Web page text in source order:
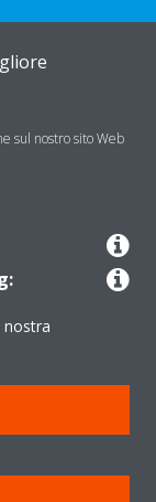
sulla privacy
sul nostro sito Web
nostra